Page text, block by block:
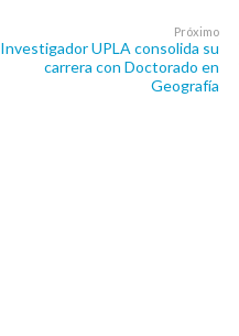
Próximo
Investigador UPLA consolida su
carrera con Doctorado en
Geografía